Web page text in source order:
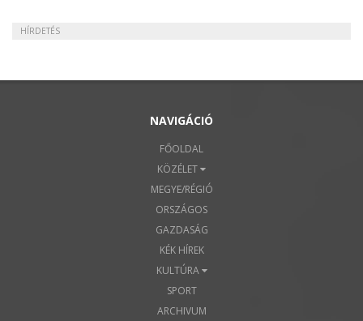
HÍRDETÉS
NAVIGÁCIÓ
FŐOLDAL
KÖZÉLET
MEGYE/RÉGIÓ
ORSZÁGOS
GAZDASÁG
KÉK HÍREK
KULTÚRA
SPORT
ARCHIVUM